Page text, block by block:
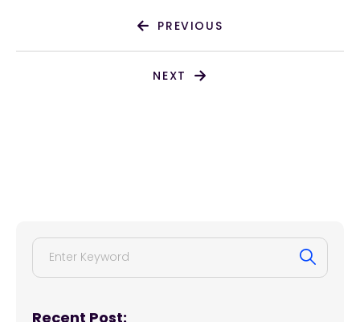
PREVIOUS
NEXT
Search
Recent Post: